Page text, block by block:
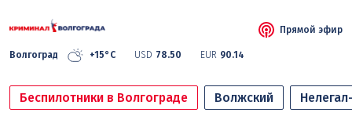
Волгоград +15°C USD 78.50 EUR 90.14
Прямой эфир
Беспилотники в Волгограде Волжский